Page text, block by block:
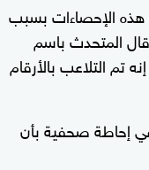
الإحصاءات بسبب
المتحدث باسم
تم التلاعب بالأرقام
إحاطة صحفية بأن